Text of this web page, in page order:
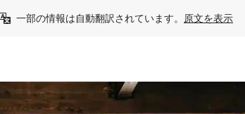
一部の情報は自動翻訳されています。 原文を表示